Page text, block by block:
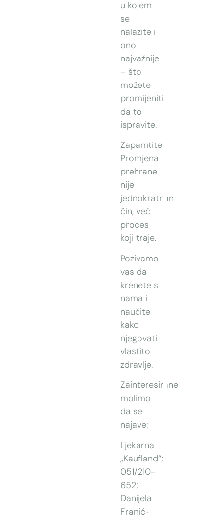
u kojem
se
nalazite i
ono
najvažnije
– što
možete
promijeniti
da to
ispravite.
Zapamtite:
Promjena
prehrane
nije
jednokratnan
čin, već
proces
koji traje.
Pozivamo
vas da
krenete s
nama i
naučite
kako
njegovati
vlastito
zdravlje.
Zainteresirane
molimo
da se
najave:
Ljekarna
„Kaufland“;
051/210-
652;
Danijela
Franić-